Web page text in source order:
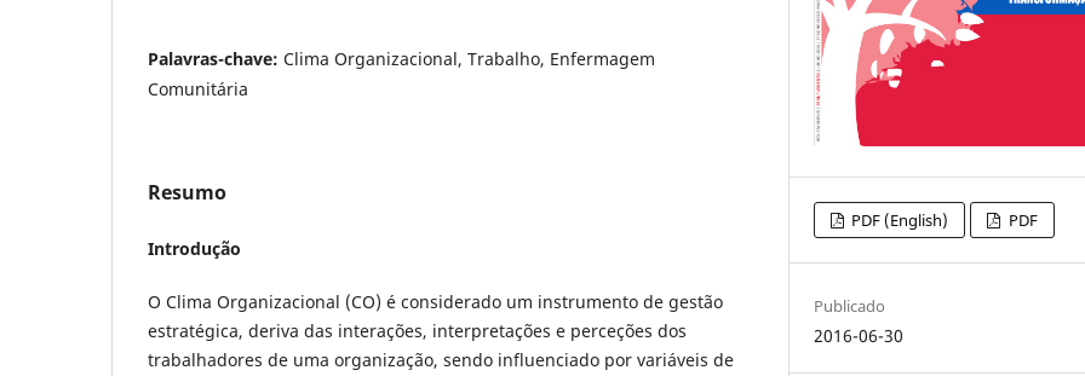
Palavras-chave: Clima Organizacional, Trabalho, Enfermagem
Comunitária
Resumo
Introdução
O Clima Organizacional (CO) é considerado um instrumento de gestão
estratégica, deriva das interações, interpretações e perceções dos
trabalhadores de uma organização, sendo influenciado por variáveis de
PDF (English) PDF
Publicado
2016-06-30